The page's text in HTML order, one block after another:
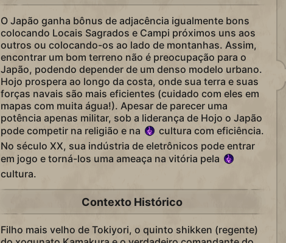
O Japão ganha bônus de adjacência igualmente bons
colocando Locais Sagrados e Campi próximos uns aos
outros ou colocando-os ao lado de montanhas. Assim,
encontrar um bom terreno não é preocupação para o
Japão, podendo depender de um denso modelo urbano.
Hojo prospera ao longo da costa, onde sua terra e suas
forças navais são mais eficientes (cuidado com eles em
mapas com muita água!). Apesar de parecer uma
potência apenas militar, sob a liderança de Hojo o Japão
pode competir na religião e na
cultura com eficiência.
No século XX, sua indústria de eletrônicos pode entrar
em jogo e torná-los uma ameaça na vitória pela
cultura.
Contexto Histórico
Filho mais velho de Tokiyori, o quinto shikken (regente)